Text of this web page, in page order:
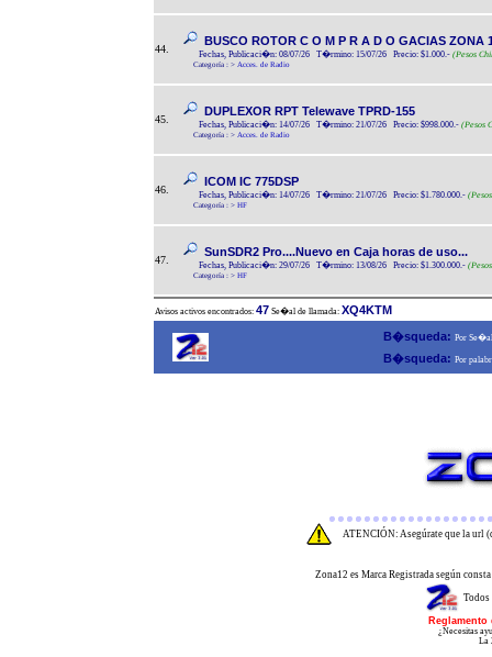
44.
BUSCO ROTOR C O M P R A D O GACIAS ZONA
Fechas, Publicaci�n: 08/07/26 T�rmino: 15/07/26 Precio: $1.000.- (Pesos
Categoría : > Acces. de Radio
45.
DUPLEXOR RPT Telewave TPRD-155
Fechas, Publicaci�n: 14/07/26 T�rmino: 21/07/26 Precio: $998.000.- (Pesos
Categoría : > Acces. de Radio
46.
ICOM IC 775DSP
Fechas, Publicaci�n: 14/07/26 T�rmino: 21/07/26 Precio: $1.780.000.-
Categoría : > HF
47.
SunSDR2 Pro....Nuevo en Caja horas de uso...
Fechas, Publicaci�n: 29/07/26 T�rmino: 13/08/26 Precio: $1.300.000.-
Categoría : > HF
Avisos activos encontrados: 47 Se�al de llamada: XQ4KTM
B�squeda: Por
B�squeda: Por
ATENCIÓN: Asegúrate que la url
Zona12 es Marca Registrada según
Todos
¿Necesitas
La